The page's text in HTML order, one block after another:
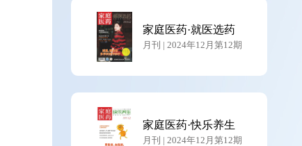
家庭医药·就医选药
月刊 | 2024年12月第12期
家庭医药·快乐养生
月刊 | 2024年12月第12期